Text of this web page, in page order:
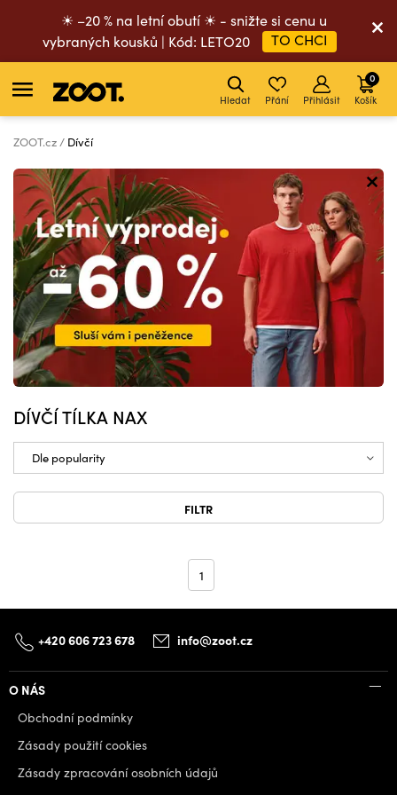
☀ –20 % na letní obutí ☀ - snižte si cenu u
vybraných kousků | Kód: LETO20
TO CHCI
Hledat Přání Přihlásit Košík
0
ZOOT.cz Dívčí
DÍVČÍ TÍLKA NAX
FILTR
1
+420 606 723 678 info@zoot.cz
O NÁS
Obchodní podmínky
Zásady použití cookies
Zásady zpracování osobních údajů